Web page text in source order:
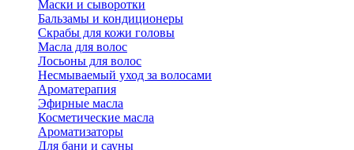
Маски и сыворотки
Бальзамы и кондиционеры
Скрабы для кожи головы
Масла для волос
Лосьоны для волос
Несмываемый уход за волосами
Ароматерапия
Эфирные масла
Косметические масла
Ароматизаторы
Для бани и сауны